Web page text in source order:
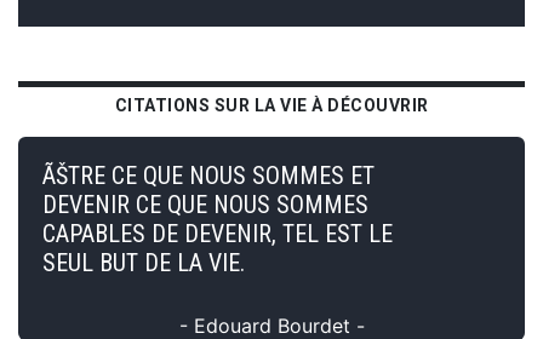
CITATIONS SUR LA VIE À DÉCOUVRIR
ÃŠTRE CE QUE NOUS SOMMES ET
DEVENIR CE QUE NOUS SOMMES
CAPABLES DE DEVENIR, TEL EST LE
SEUL BUT DE LA VIE.
- Edouard Bourdet -